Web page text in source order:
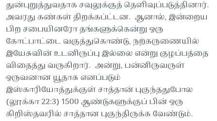
துன்புறுத்துவதாக சவுலுக்குத் தெளிவுப்படுத்தினார்.
அவரது கண்கள் திறக்கப்ட்டன. ஆனால், இன்றைய
பிற சபையினரோ தங்களுக்கென்று ஒரு
கோட்பாட்டை வகுத்துகொண்டு, நற்கருணையில்
இயேசுவின் உடனிருப்பு இல்லை என்று குழப்பத்தை
விதைத்து வருகிறார். அன்று, பன்னிருவருள்
ஒருவனான யூதாசு எனப்படும்
இஸ்காரியோத்துக்குள் சாத்தான் புகுந்ததுபோல
(லூக்கா 22:3) 1500 ஆண்டுகளுக்குப் பின் ஒரு
கிறிஸ்தவரில் சாத்தான புகுந்திருக்க வேண்டும்.